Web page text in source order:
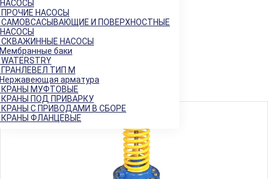
НАСОСЫ
ПРОЧИЕ НАСОСЫ
САМОВСАСЫВАЮЩИЕ И ПОВЕРХНОСТНЫЕ
НАСОСЫ
СКВАЖИННЫЕ НАСОСЫ
Мембранные баки
WATERSTRY
ГРАНЛЕВЕЛ ТИП М
Нержавеющая арматура
КРАНЫ МУФТОВЫЕ
КРАНЫ ПОД ПРИВАРКУ
КРАНЫ С ПРИВОДАМИ В СБОРЕ
КРАНЫ ФЛАНЦЕВЫЕ
Регуляторы "до себя"
Регуляторы "после себя"
Регуляторы давления
Регуляторы перепада давления
Электропневматические позиционеры
+ Насосы
+ Мембранные баки
+ Нержавеющая арматура
Арт. 702374